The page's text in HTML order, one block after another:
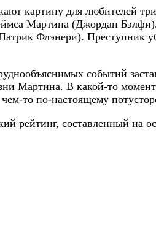
картину для любителей
Мартина (Джордан
Флэнери). Преступник
событий
Мартина. В какой-то
то по-настоящему
рейтинг, составленный на